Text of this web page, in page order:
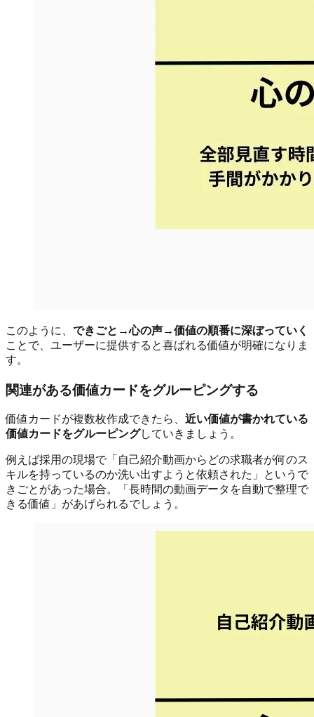
このように、 できごと→心の声→価値の順番に深ぼっていく
ことで、ユーザーに提供すると喜ばれる価値が明確になりま
す。
関連がある価値カードをグルーピングする
価値カードが複数枚作成できたら、 近い価値が書かれている
価値カードをグルーピングしていきましょう。
例えば採用の現場で「自己紹介動画からどの求職者が何のス
キルを持っているのか洗い出すようと依頼された」というで
きごとがあった場合。「長時間の動画データを自動で整理で
きる価値」があげられるでしょう。